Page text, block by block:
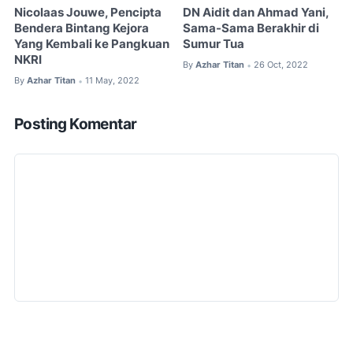
Nicolaas Jouwe, Pencipta
Bendera Bintang Kejora
Yang Kembali ke Pangkuan
NKRI
By Azhar Titan • 11 May, 2022
DN Aidit dan Ahmad Yani,
Sama-Sama Berakhir di
Sumur Tua
By Azhar Titan • 26 Oct, 2022
Posting Komentar